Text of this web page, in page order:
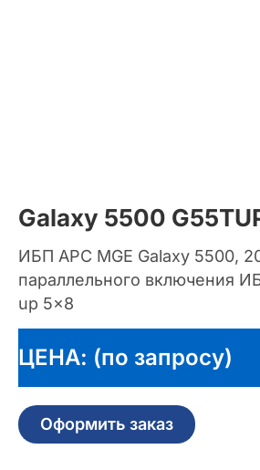
Galaxy 5500
ИБП APC MGE Galaxy 5500,
параллельного включения
up 5×8
ЦЕНА: (по запросу)
Оформить заказ